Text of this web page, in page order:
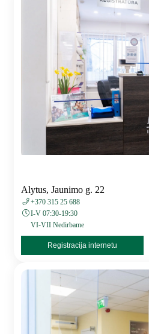
Alytus, Jaunimo g. 22
+370 315 25 688
I-V 07:30-19:30
VI-VII Nedirbame
Registracija internetu